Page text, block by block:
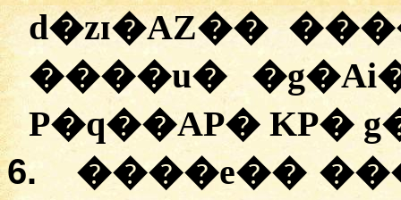
d�zɪ�AZ��
����u�
P�q��AP� KP�
6.
����e��